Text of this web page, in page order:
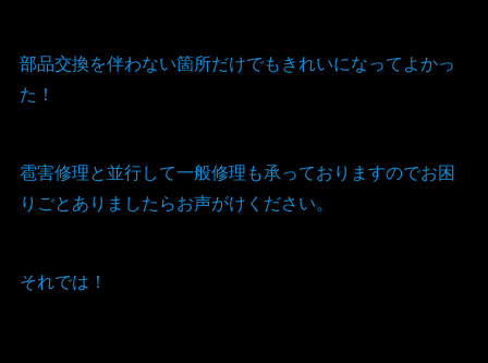
部品交換を伴わない箇所だけでもきれいになってよかっ
た！
雹害修理と並行して一般修理も承っておりますのでお困
りごとありましたらお声がけください。
それでは！